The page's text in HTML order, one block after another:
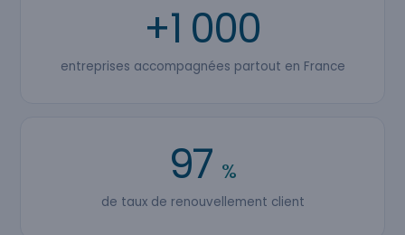
+1 000
entreprises accompagnées partout en France
97 %
de taux de renouvellement client